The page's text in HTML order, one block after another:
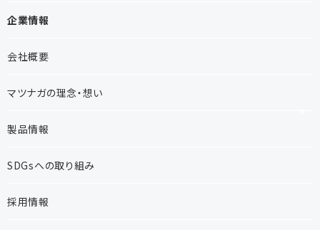
企業情報
会社概要
マツナガの理念・想い
製品情報
SDGsへの取り組み
採用情報